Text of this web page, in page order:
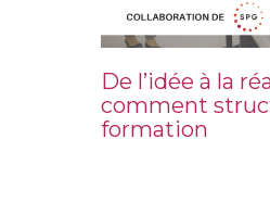
De l’idée à la
comment
formation